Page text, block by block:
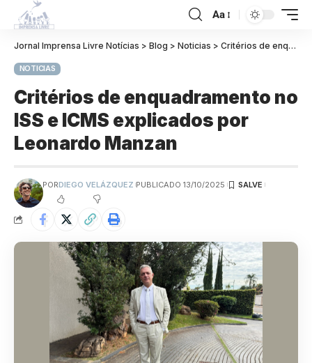
Aa
Jornal Imprensa Livre Notícias > Blog > Noticias > Critérios de enquadramento no ISS e ICMS explicados por Leonardo Manzan
NOTICIAS
Critérios de enquadramento no
ISS e ICMS explicados por
Leonardo Manzan
PORDIEGO VELÁZQUEZ PUBLICADO 13/10/2025